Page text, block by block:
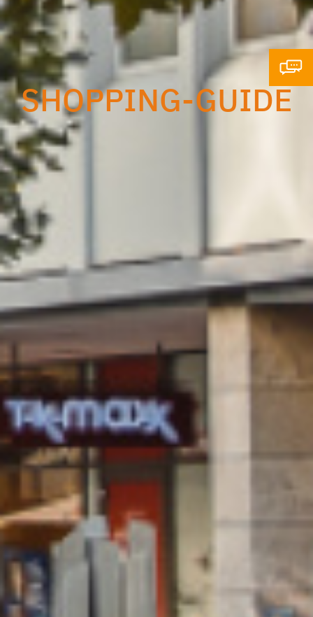
SHOPPING-GUIDE